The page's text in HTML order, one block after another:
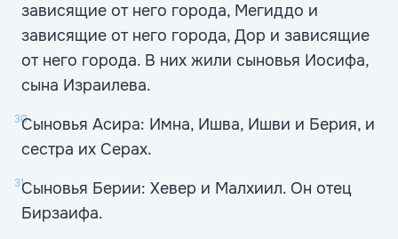
зависящие от него города, Мегиддо и
зависящие от него города, Дор и зависящие
от него города. В них жили сыновья Иосифа,
сына Израилева.
30Сыновья Асира: Имна, Ишва, Ишви и Берия, и
сестра их Серах.
31Сыновья Берии: Хевер и Малхиил. Он отец
Бирзаифа.